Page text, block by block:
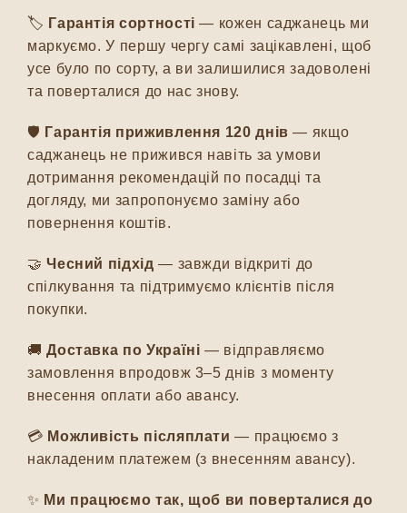
🏷️ Гарантія сортності — кожен саджанець ми
маркуємо. У першу чергу самі зацікавлені, щоб
усе було по сорту, а ви залишилися задоволені
та поверталися до нас знову.
🛡️ Гарантія приживлення 120 днів — якщо
саджанець не прижився навіть за умови
дотримання рекомендацій по посадці та
догляду, ми запропонуємо заміну або
повернення коштів.
🤝Чесний підхід — завжди відкриті до
спілкування та підтримуємо клієнтів після
покупки.
🚚Доставка по Україні — відправляємо
замовлення впродовж 3–5 днів з моменту
внесення оплати або авансу.
💳 Можливість післяплати — працюємо з
накладеним платежем (з внесенням авансу).
✨ Ми працюємо так, щоб ви поверталися до